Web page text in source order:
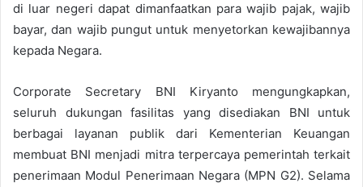
di luar negeri dapat dimanfaatkan para wajib pajak, wajib
bayar, dan wajib pungut untuk menyetorkan kewajibannya
kepada Negara.
Corporate Secretary BNI Kiryanto mengungkapkan,
seluruh dukungan fasilitas yang disediakan BNI untuk
berbagai layanan publik dari Kementerian Keuangan
membuat BNI menjadi mitra terpercaya pemerintah terkait
penerimaan Modul Penerimaan Negara (MPN G2). Selama